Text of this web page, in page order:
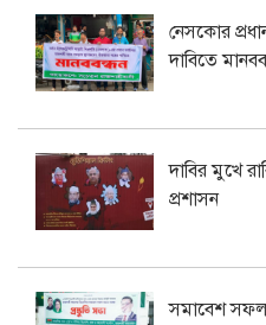
নেসকোর
দাবিতে
দাবির মুখে
প্রশাসন
সমাবেশ সফল